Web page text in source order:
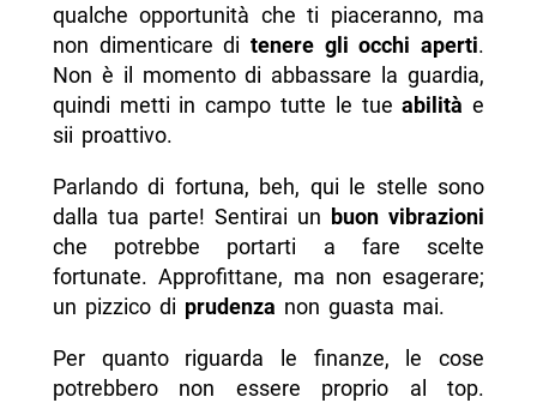
qualche opportunità che ti piaceranno, ma
non dimenticare di tenere gli occhi aperti.
Non è il momento di abbassare la guardia,
quindi metti in campo tutte le tueabilità e
sii proattivo.
Parlando di fortuna, beh, qui le stelle sono
dalla tua parte! Sentirai un buon vibrazioni
che potrebbe portarti a fare scelte
fortunate. Approfittane, ma non esagerare;
un pizzico di prudenza non guasta mai.
Per quanto riguarda le finanze, le cose
potrebbero non essere proprio al top.